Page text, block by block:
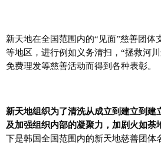
新天地在全国范围内的“见面”慈善团体
等地区，进行例如义务清扫，“拯救河
免费理发等慈善活动而得到各种表彰。
新天地组织为了清洗从成立到建立到建
及加强组织内部的凝聚力，加剧火如荼
下是韩国全国范围内的新天地慈善团体